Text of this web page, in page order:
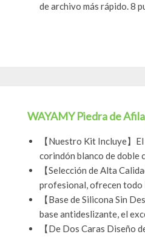
de archivo más rápido. 8
WAYAMY Piedra de
【Nuestro Kit Incluye】
corindón blanco de doble
【Selección de Alta
profesional, ofrecen todo
【Base de Silicona Sin
base antideslizante, el
【De Dos Caras Diseño